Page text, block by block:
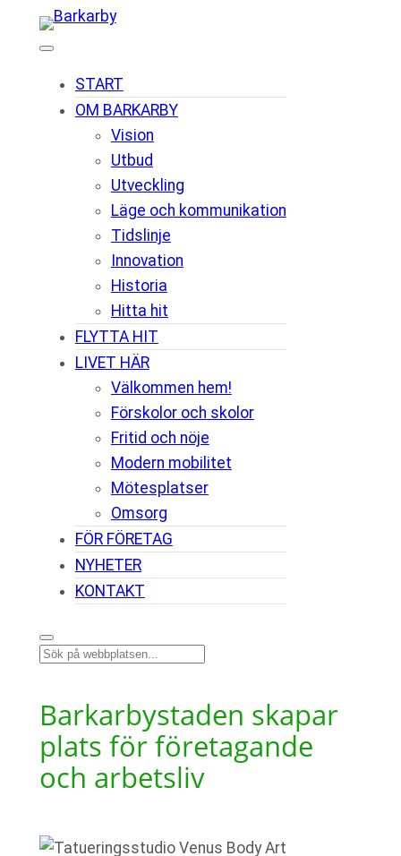
Hoppa
START
OM BARKARBY
Vision
Utbud
Utveckling
Läge och kommunikation
Tidslinje
Innovation
Historia
Hitta hit
FLYTTA HIT
LIVET HÄR
Välkommen hem!
Förskolor och skolor
Fritid och nöje
Modern mobilitet
Mötesplatser
Omsorg
FÖR FÖRETAG
NYHETER
KONTAKT
Sök
Barkarbystaden skapar
plats för företagande
och arbetsliv